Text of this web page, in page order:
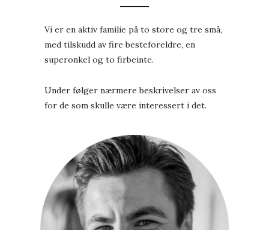
Vi er en aktiv familie på to store og tre små,
med tilskudd av fire besteforeldre, en
superonkel og to firbeinte.
Under følger nærmere beskrivelser av oss
for de som skulle være interessert i det.